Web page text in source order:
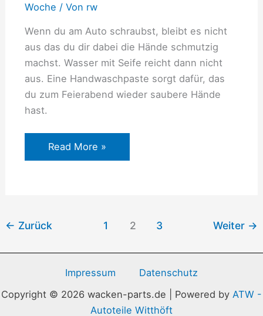
Woche / Von rw
Wenn du am Auto schraubst, bleibt es nicht
aus das du dir dabei die Hände schmutzig
machst. Wasser mit Seife reicht dann nicht
aus. Eine Handwaschpaste sorgt dafür, das
du zum Feierabend wieder saubere Hände
hast.
2020
Read More »
← Zurück 1 2 3 Weiter →
Impressum
Datenschutz
Copyright © 2026 wacken-parts.de | Powered by ATW -
Autoteile Witthöft